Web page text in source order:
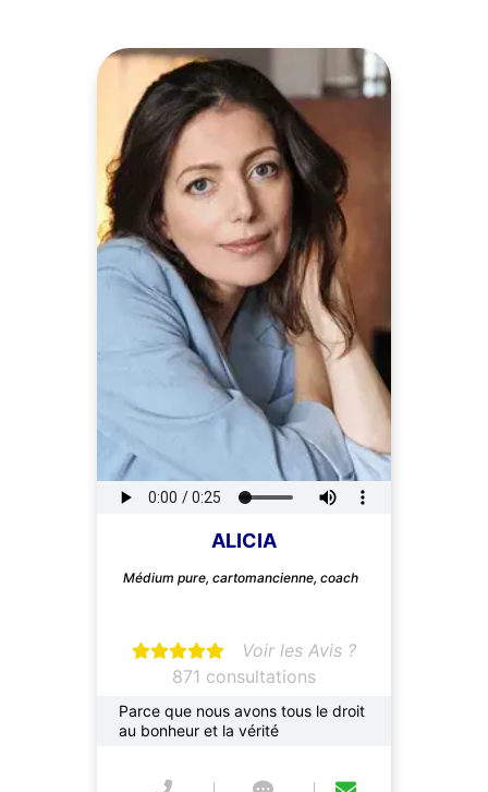
ALICIA
Médium pure, cartomancienne, coach
Voir les Avis ?
871 consultations
Parce que nous avons tous le droit
au bonheur et la vérité